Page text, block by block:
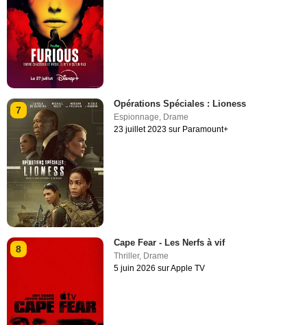
7
Opérations Spéciales : Lioness
Espionnage, Drame
23 juillet 2023 sur Paramount+
8
Cape Fear - Les Nerfs à vif
Thriller, Drame
5 juin 2026 sur Apple TV